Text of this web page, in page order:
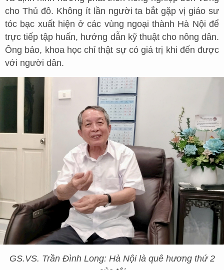
cho Thủ đô. Không ít lần người ta bắt gặp vị giáo sư
tóc bạc xuất hiện ở các vùng ngoại thành Hà Nội để
trực tiếp tập huấn, hướng dẫn kỹ thuật cho nông dân.
Ông bảo, khoa học chỉ thật sự có giá trị khi đến được
với người dân.
GS.VS. Trần Đình Long: Hà Nội là quê hương thứ 2